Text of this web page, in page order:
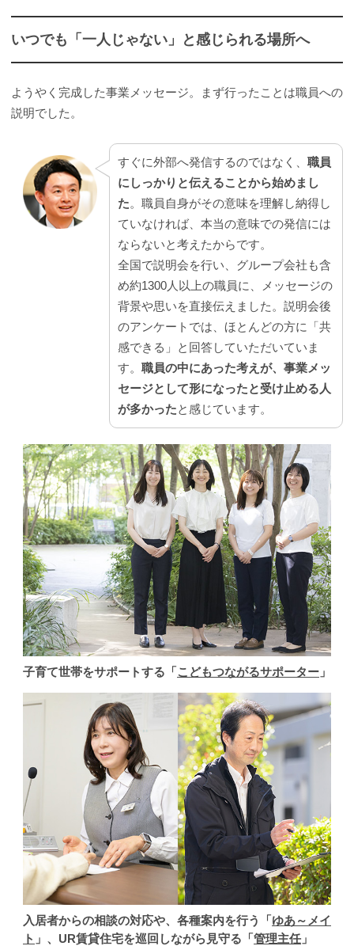
いつでも「一人じゃない」と感じられる場所へ
ようやく完成した事業メッセージ。まず行ったことは職員への
説明でした。
すぐに外部へ発信するのではなく、 職員
にしっかりと伝えることから始めまし
た。職員自身がその意味を理解し納得し
ていなければ、本当の意味での発信には
ならないと考えたからです。
全国で説明会を行い、グループ会社も含
め約1300人以上の職員に、メッセージの
背景や思いを直接伝えました。説明会後
のアンケートでは、ほとんどの方に「共
感できる」と回答していただいていま
す。 職員の中にあった考えが、事業メッ
セージとして形になったと受け止める人
が多かったと感じています。
子育て世帯をサポートする「こどもつながるサポーター 」
入居者からの相談の対応や、各種案内を行う「ゆあ～メイ
ト 」、UR賃貸住宅を巡回しながら見守る「管理主任 」